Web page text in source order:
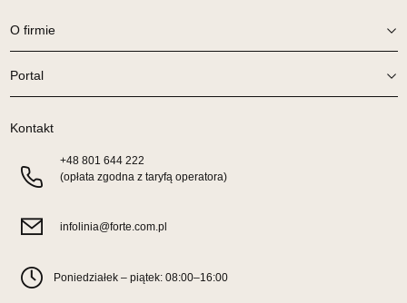
SALON MEBLOWY TED
UL.DWORCOWA 4
Adres e-mail:meb_ted@o2.pl
Pn-Pt: 08:00-18:00, Sb: 08:00-14:00
O firmie
Portal
Kontakt
+48 801 644 222
(opłata zgodna z taryfą operatora)
infolinia@forte.com.pl
Poniedziałek – piątek: 08:00–16:00